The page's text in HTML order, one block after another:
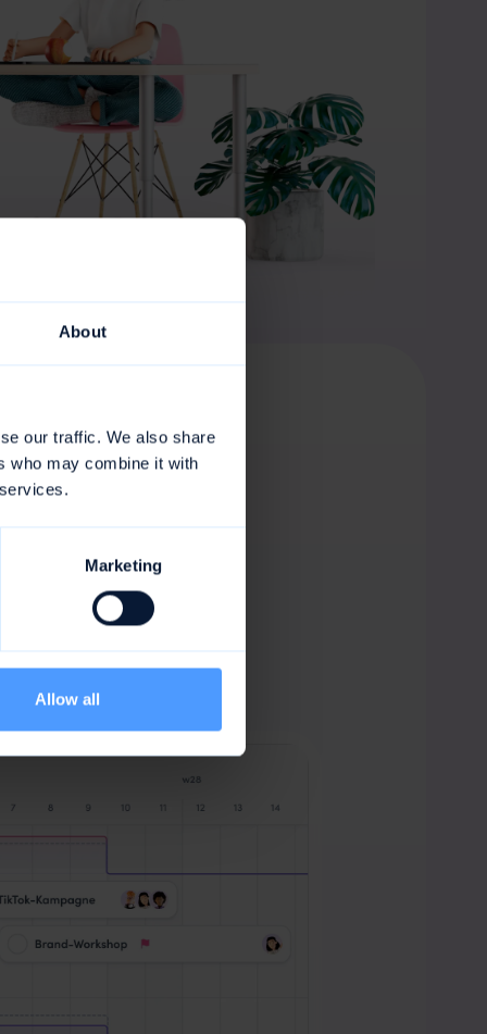
About
our traffic. We also share
who may combine it with
Marketing
Allow all